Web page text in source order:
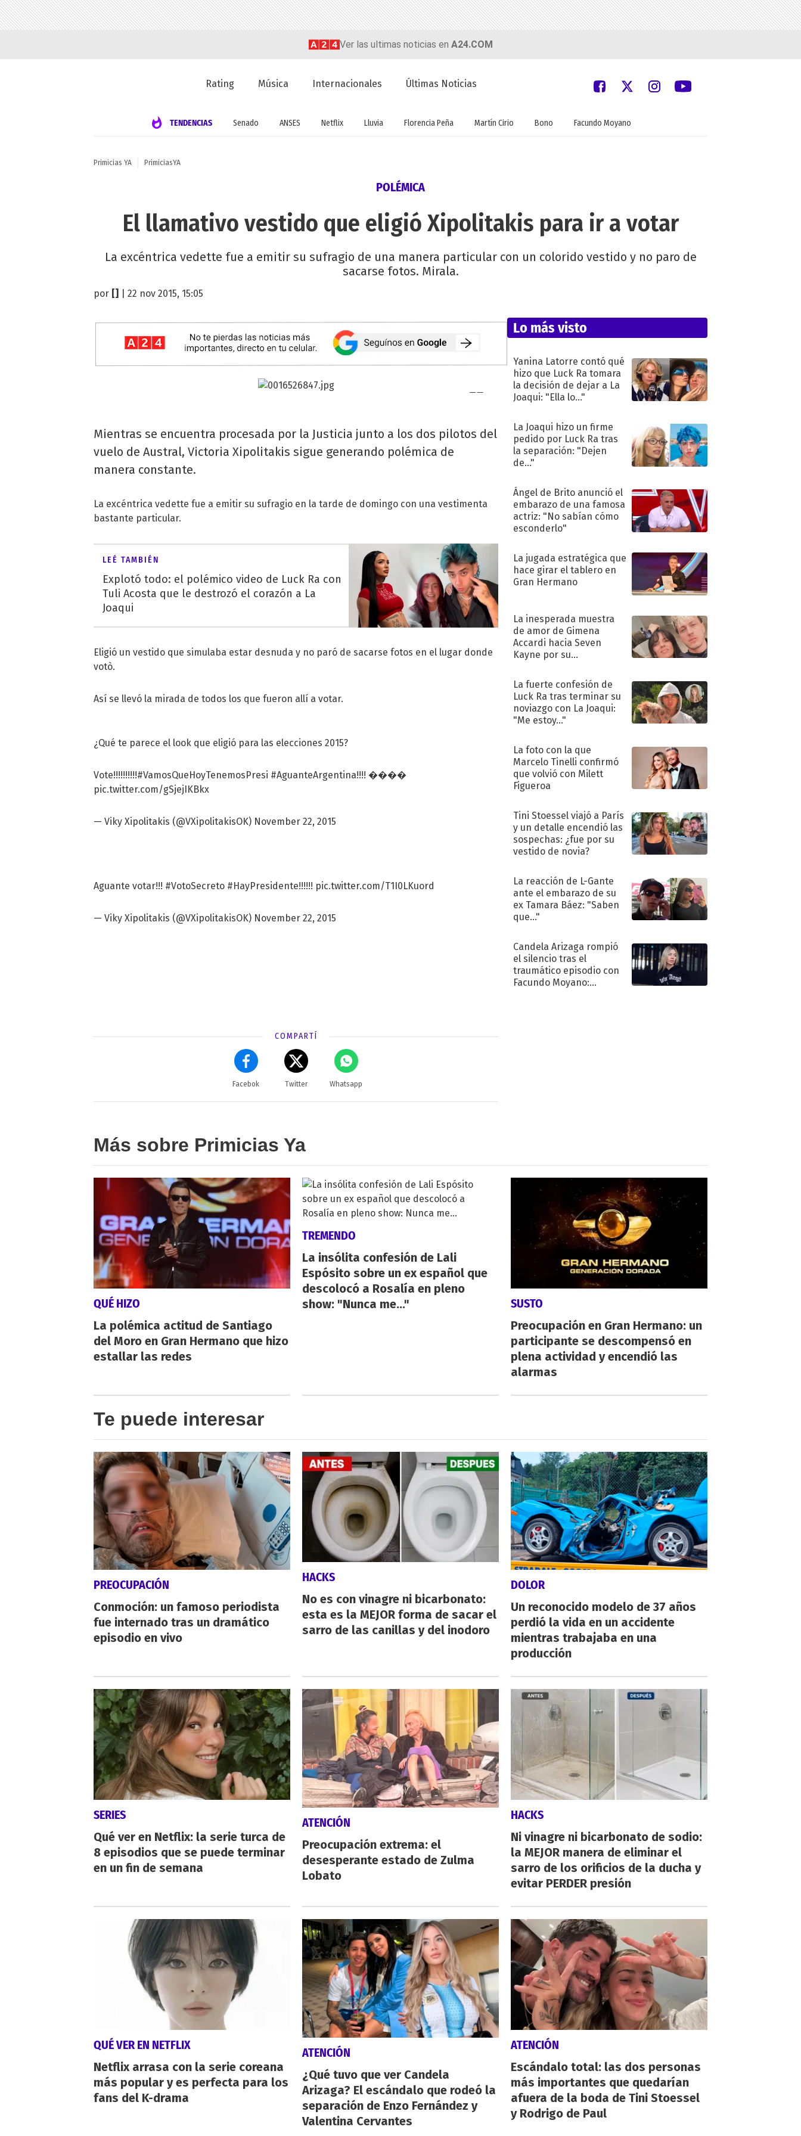
Ver las ultimas noticias en A24.COM
Rating Música Internacionales Últimas Noticias
TENDENCIAS Senado ANSES Netflix Lluvia Florencia Peña Martín Cirio Bono Facundo Moyano
Primicias YA PrimiciasYA
POLÉMICA
El llamativo vestido que eligió Xipolitakis para ir a votar
La excéntrica vedette fue a emitir su sufragio de una manera particular con un colorido vestido y no paro de
sacarse fotos. Mirala.
por | 22 nov 2015, 15:05
Mientras se encuentra procesada por la Justicia junto a los dos pilotos del
vuelo de Austral, Victoria Xipolitakis sigue generando polémica de
manera constante.
La excéntrica vedette fue a emitir su sufragio en la tarde de domingo con una vestimenta
bastante particular.
LEÉ TAMBIÉN
Explotó todo: el polémico video de Luck Ra con
Tuli Acosta que le destrozó el corazón a La
Joaqui
Eligió un vestido que simulaba estar desnuda y no paró de sacarse fotos en el lugar donde
votò.
Así se llevó la mirada de todos los que fueron allí a votar.
¿Qué te parece el look que eligió para las elecciones 2015?
Vote!!!!!!!!!!#VamosQueHoyTenemosPresi #AguanteArgentina!!!! ����
pic.twitter.com/gSjejIKBkx
— Viky Xipolitakis (@VXipolitakisOK) November 22, 2015
Aguante votar!!! #VotoSecreto #HayPresidente!!!!!! pic.twitter.com/T1I0LKuord
— Viky Xipolitakis (@VXipolitakisOK) November 22, 2015
COMPARTÍ
Facebok Twitter Whatsapp
Lo más visto
Yanina Latorre contó qué
hizo que Luck Ra tomara
la decisión de dejar a La
Joaqui: "Ella lo..."
La Joaqui hizo un firme
pedido por Luck Ra tras
la separación: "Dejen
de..."
Ángel de Brito anunció el
embarazo de una famosa
actriz: "No sabían cómo
esconderlo"
La jugada estratégica que
hace girar el tablero en
Gran Hermano
La inesperada muestra
de amor de Gimena
Accardi hacia Seven
Kayne por su
La fuerte confesión de
Luck Ra tras terminar su
noviazgo con La Joaqui:
"Me estoy..."
La foto con la que
Marcelo Tinelli confirmó
que volvió con Milett
Figueroa
Tini Stoessel viajó a París
y un detalle encendió las
sospechas: ¿fue por su
vestido de novia?
La reacción de L-Gante
ante el embarazo de su
ex Tamara Báez: "Saben
que..."
Candela Arizaga rompió
el silencio tras el
traumático episodio con
Facundo Moyano:
Más sobre Primicias Ya
QUÉ HIZO
La polémica actitud de Santiago
del Moro en Gran Hermano que hizo
estallar las redes
TREMENDO
La insólita confesión de Lali
Espósito sobre un ex español que
descolocó a Rosalía en pleno
show: "Nunca me..."
SUSTO
Preocupación en Gran Hermano: un
participante se descompensó en
plena actividad y encendió las
alarmas
Te puede interesar
PREOCUPACIÓN
Conmoción: un famoso periodista
fue internado tras un dramático
episodio en vivo
HACKS
No es con vinagre ni bicarbonato:
esta es la MEJOR forma de sacar el
sarro de las canillas y del inodoro
DOLOR
Un reconocido modelo de 37 años
perdió la vida en un accidente
mientras trabajaba en una
producción
SERIES
Qué ver en Netflix: la serie turca de
8 episodios que se puede terminar
en un fin de semana
ATENCIÓN
Preocupación extrema: el
desesperante estado de Zulma
Lobato
HACKS
Ni vinagre ni bicarbonato de sodio:
la MEJOR manera de eliminar el
sarro de los orificios de la ducha y
evitar PERDER presión
QUÉ VER EN NETFLIX
Netflix arrasa con la serie coreana
más popular y es perfecta para los
fans del K-drama
ATENCIÓN
¿Qué tuvo que ver Candela
Arizaga? El escándalo que rodeó la
separación de Enzo Fernández y
Valentina Cervantes
ATENCIÓN
Escándalo total: las dos personas
más importantes que quedarían
afuera de la boda de Tini Stoessel
y Rodrigo de Paul